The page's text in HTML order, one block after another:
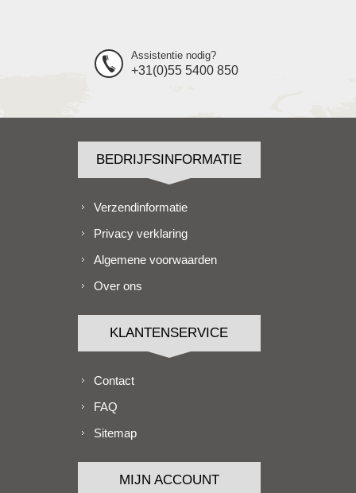
Assistentie nodig?
+31(0)55 5400 850
BEDRIJFSINFORMATIE
Verzendinformatie
Privacy verklaring
Algemene voorwaarden
Over ons
KLANTENSERVICE
Contact
FAQ
Sitemap
MIJN ACCOUNT